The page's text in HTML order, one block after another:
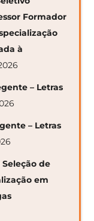
Formador
à
– Letras
– Letras
Seleção de
em